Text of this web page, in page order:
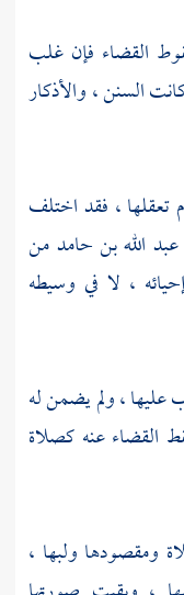
القضاء فإن غلب
السنن ، والأذكار
، فقد اختلف
عبد الله بن حامدمن
، لا في وسيطه
عليها ، ولم يضمن له
القضاء عنه كصلاة
ومقصودها ولبها ،